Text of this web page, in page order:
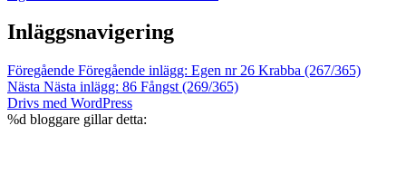
Inläggsnavigering
Föregående Föregående inlägg: Egen nr 26 Krabba (267/365)
Nästa Nästa inlägg: 86 Fångst (269/365)
Drivs med WordPress
%d bloggare gillar detta: